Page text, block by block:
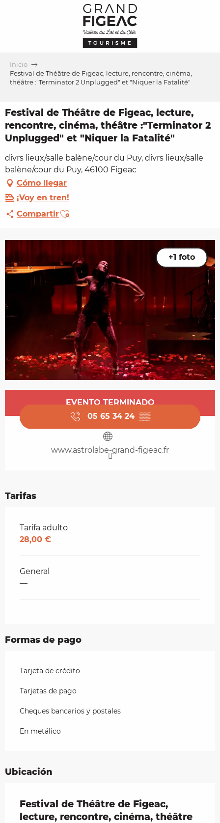
Inicio
Festival de Théâtre de Figeac, lecture, rencontre, cinéma,
théâtre :"Terminator 2 Unplugged" et "Niquer la Fatalité"
Festival de Théâtre de Figeac, lecture,
rencontre, cinéma, théâtre :"Terminator 2
Unplugged" et "Niquer la Fatalité"
divrs lieux/salle balène/cour du Puy, divrs lieux/salle
balène/cour du Puy, 46100 Figeac
Cómo llegar
¡Voy en tren!
CompartirAjouter aux favoris
+1 foto
Horarios y datos de contacto
EVENTO TERMINADO
05 65 34 24 ▒▒
www.astrolabe-grand-figeac.fr
Tarifas
Tarifas 2026
Tarifa adulto
28,00 €
General
—
Formas de pago
Tarjeta de crédito
Tarjetas de pago
Cheques bancarios y postales
En metálico
Ubicación
Festival de Théâtre de Figeac,
lecture, rencontre, cinéma, théâtre